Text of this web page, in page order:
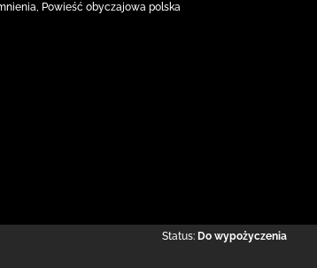
Powieść obyczajowa polska
Status: Do wypożyczenia